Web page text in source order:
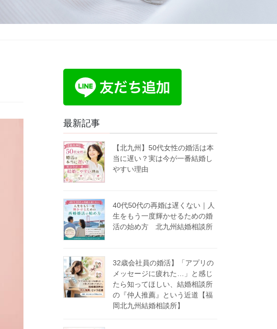
最新記事
【北九州】50代女性の婚活は本
当に遅い？実は今が一番結婚し
やすい理由
40代50代の再婚は遅くない｜人
生をもう一度輝かせるための婚
活の始め方 北九州結婚相談所
32歳会社員の婚活】「アプリの
メッセージに疲れた…」と感じ
たら知ってほしい、結婚相談所
の『仲人推薦』という近道【福
岡北九州結婚相談所】